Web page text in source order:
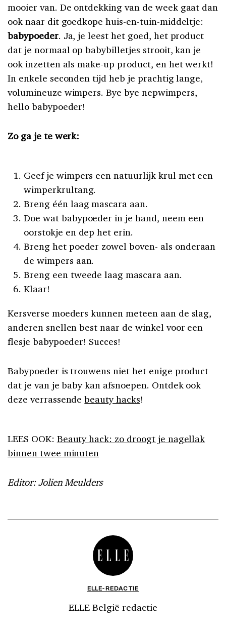
mooier van. De ontdekking van de week gaat dan
ook naar dit goedkope huis-en-tuin-middeltje:
babypoeder. Ja, je leest het goed, het product
dat je normaal op babybilletjes strooit, kan je
ook inzetten als make-up product, en het werkt!
In enkele seconden tijd heb je prachtig lange,
volumineuze wimpers. Bye bye nepwimpers,
hello babypoeder!
Zo ga je te werk:
Geef je wimpers een natuurlijk krul met een
wimperkrultang.
Breng één laag mascara aan.
Doe wat babypoeder in je hand, neem een
oorstokje en dep het erin.
Breng het poeder zowel boven- als onderaan
de wimpers aan.
Breng een tweede laag mascara aan.
Klaar!
Kersverse moeders kunnen meteen aan de slag,
anderen snellen best naar de winkel voor een
flesje babypoeder! Succes!
Babypoeder is trouwens niet het enige product
dat je van je baby kan afsnoepen. Ontdek ook
deze verrassendebeauty hacks!
LEES OOK: Beauty hack: zo droogt je nagellak
binnen twee minuten
Editor: Jolien Meulders
ELLE-REDACTIE
ELLE België redactie